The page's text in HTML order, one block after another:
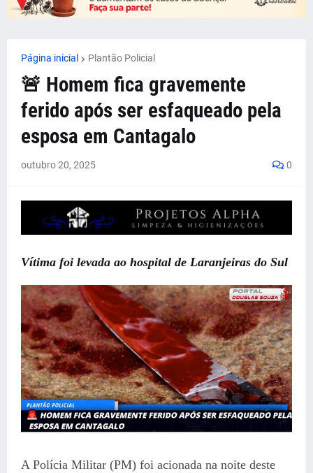
Página inicial Plantão Policial
🚨 Homem fica gravemente
ferido após ser esfaqueado pela
esposa em Cantagalo
outubro 20, 2025 0
Vítima foi levada ao hospital de Laranjeiras do Sul
A Polícia Militar (PM) foi acionada na noite deste